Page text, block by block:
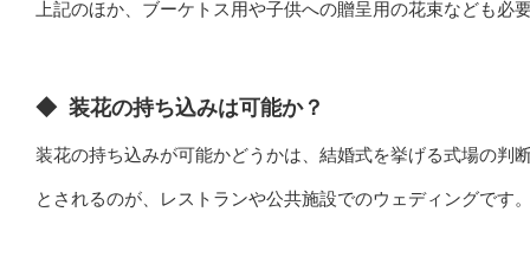
上記のほか、ブーケトス用や子供への贈呈用の花束なども
◆ 装花の持ち込みは可能か？
装花の持ち込みが可能かどうかは、結婚式を挙げる式場の判
とされるのが、レストランや公共施設でのウェディングで